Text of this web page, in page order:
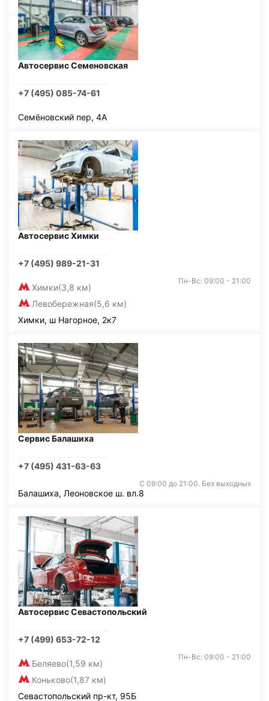
Автосервис Семеновская
+7 (495) 085-74-61
Семёновский пер, 4А
Автосервис Химки
+7 (495) 989-21-31
Химки(3,8 км)
Левобережная(5,6 км)
Пн-Вс: 09:00 - 21:00
Химки, ш Нагорное, 2к7
Сервис Балашиха
+7 (495) 431-63-63
С 09:00 до 21:00. Без выходных
Балашиха, Леоновское ш. вл.8
Автосервис Севастопольский
+7 (499) 653-72-12
Беляево(1,59 км)
Коньково(1,87 км)
Пн-Вс: 09:00 - 21:00
Севастопольский пр-кт, 95Б